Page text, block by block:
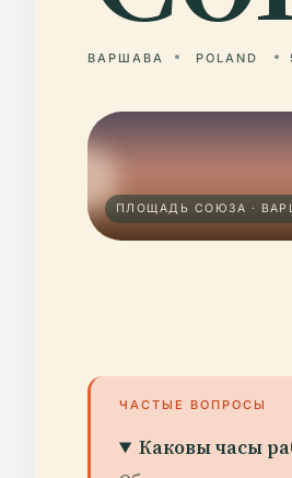
ВАРШАВА POLAND
ПЛОЩАДЬ СОЮЗА ·
ЧАСТЫЕ ВОПРОСЫ
Каковы часы